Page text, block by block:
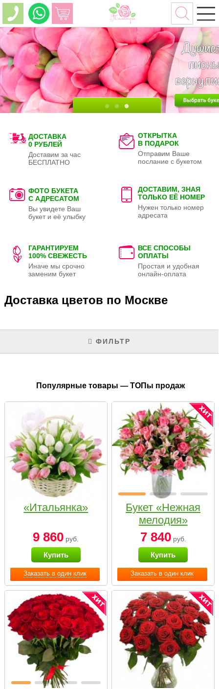
ДОСТАВКА
0 РУБЛЕЙ
Доставим за час
БЕСПЛАТНО
ОТКРЫТКА
В ПОДАРОК
Отправим Ваше
послание с букетом
ФОТО БУКЕТА
С АДРЕСАТОМ
Вы увидете Ваш
букет и её улыбку
ДОСТАВИМ, ЗНАЯ
ТОЛЬКО ЕЁ НОМЕР
Нужен только номер
адресата
ГАРАНТИРУЕМ
100% СВЕЖЕСТЬ
Иначе мы срочно
заменим букет
ВСЕ СПОСОБЫ
ОПЛАТЫ
Простая и удобная
онлайн-оплата
Доставка цветов по Москве
ФИЛЬТР
Популярные товары — ТОПы продаж
Заказать в один клик
«Итальянка»
9 860 руб.
Купить
Заказать в один клик
Букет «Нежная
мелодия»
7 840руб.
Купить